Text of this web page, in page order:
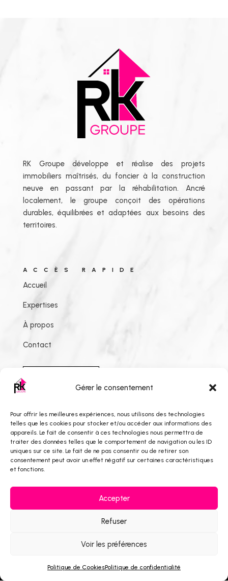
Gérer le consentement
Pour offrir les meilleures expériences, nous utilisons des technologies
telles que les cookies pour stocker et/ou accéder aux informations des
appareils. Le fait de consentir à ces technologies nous permettra de
traiter des données telles que le comportement de navigation ou les ID
uniques sur ce site. Le fait de ne pas consentir ou de retirer son
consentement peut avoir un effet négatif sur certaines caractéristiques
et fonctions.
Accepter
Refuser
Voir les préférences
Politique de CookiesPolitique de confidentialité
RK Groupe développe et réalise des projets
immobiliers maîtrisés, du foncier à la construction
neuve en passant par la réhabilitation. Ancré
localement, le groupe conçoit des opérations
durables, équilibrées et adaptées aux besoins des
territoires.
ACCÈS RAPIDE
Accueil
Expertises
À propos
Contact
INFOS
Mentions légales
Politique de cookies
© 2019 - UNE CONCEPTION DE
GROUPE